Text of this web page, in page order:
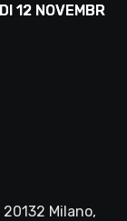
12 NOVEMBRE
Milano,